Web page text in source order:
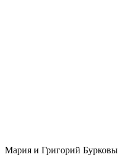
Мария и Григорий Бурковы